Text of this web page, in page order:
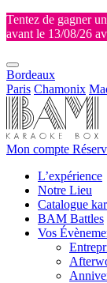
Tentez de gagner
avant le 13/08/26
Bordeaux
Paris Chamonix
Mon compte
L’expérience
Notre Lieu
Catalogue
BAM Battles
Vos